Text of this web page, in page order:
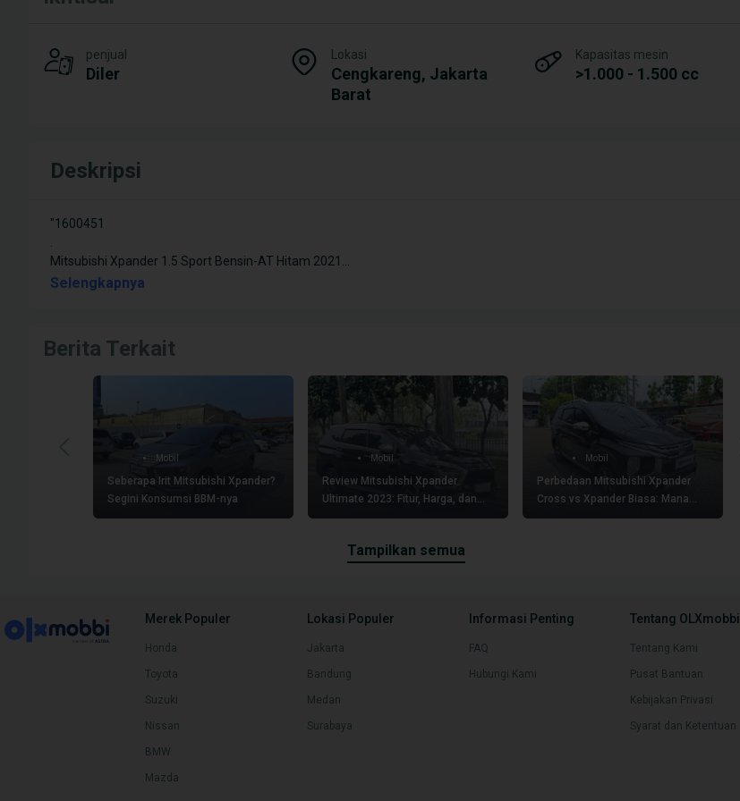
penjual
Diler
Lokasi
Cengkareng, Jakarta
Barat
Kapasitas mesin
>1.000 - 1.500 cc
Deskripsi
"1600451
Mitsubishi Xpander 1.5 Sport Bensin-AT Hitam 2021
Selengkapnya
Berita Terkait
Mobil
Seberapa Irit Mitsubishi Xpander?
Segini Konsumsi BBM-nya
Mobil
Review Mitsubishi Xpander
Ultimate 2023: Fitur, Harga, dan
Kelebihan
Mobil
Perbedaan Mitsubishi Xpander
Cross vs Xpander Biasa: Mana
yang Lebih Worth It?
tampilkan semua
Merek Populer
Honda
Toyota
Suzuki
Nissan
BMW
Mazda
Lokasi Populer
Jakarta
Bandung
Medan
Surabaya
Informasi Penting
FAQ
Hubungi Kami
Tentang OLXmobbi
Tentang Kami
Pusat Bantuan
Kebijakan Privasi
Syarat dan Ketentuan